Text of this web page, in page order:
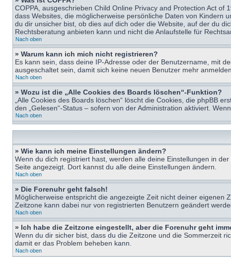
COPPA, ausgeschrieben Child Online Privacy and Protection Act
dass Websites, die möglicherweise persönliche Daten von Kindern
du dir unsicher bist, ob dies auf dich oder die Website, auf der du
Rechtsberatung anbieten kann und nicht die Anlaufstelle für
Nach oben
» Warum kann ich mich nicht registrieren?
Es kann sein, dass deine IP-Adresse oder der Benutzername, mit
ausgeschaltet sein, damit sich keine neuen Benutzer mehr
Nach oben
» Wozu ist die „Alle Cookies des Boards löschen“-Funktion?
„Alle Cookies des Boards löschen“ löscht die Cookies, die phpBB
den „Gelesen“-Status – sofern von der Administration aktiviert.
Nach oben
» Wie kann ich meine Einstellungen ändern?
Wenn du dich registriert hast, werden alle deine Einstellungen in
Seite angezeigt. Dort kannst du alle deine Einstellungen ändern.
Nach oben
» Die Forenuhr geht falsch!
Möglicherweise entspricht die angezeigte Zeit nicht deiner eigenen
Zeitzone kann dabei nur von registrierten Benutzern geändert
Nach oben
» Ich habe die Zeitzone eingestellt, aber die Forenuhr geht
Wenn du dir sicher bist, dass du die Zeitzone und die Sommerzeit
damit er das Problem beheben kann.
Nach oben